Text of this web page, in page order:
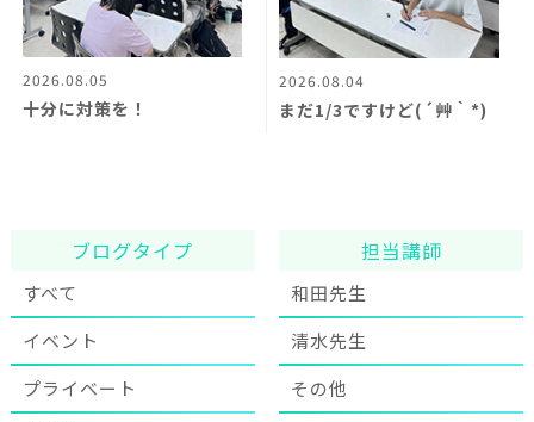
2026.08.05
十分に対策を！
2026.08.04
まだ1/3ですけど(´艸｀*)
ブログタイプ
すべて
イベント
プライベート
担当講師
和田先生
清水先生
その他